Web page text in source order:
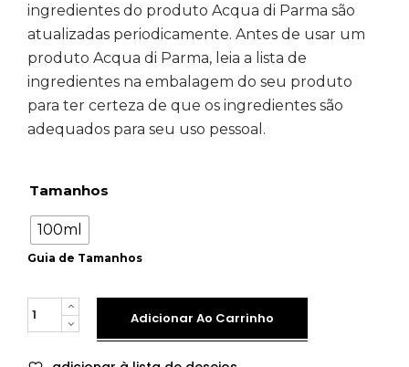
ingredientes do produto Acqua di Parma são
atualizadas periodicamente. Antes de usar um
produto Acqua di Parma, leia a lista de
ingredientes na embalagem do seu produto
para ter certeza de que os ingredientes são
adequados para seu uso pessoal.
Guia de Tamanhos
Tamanhos
100ml
Quantity
Adicionar Ao Carrinho